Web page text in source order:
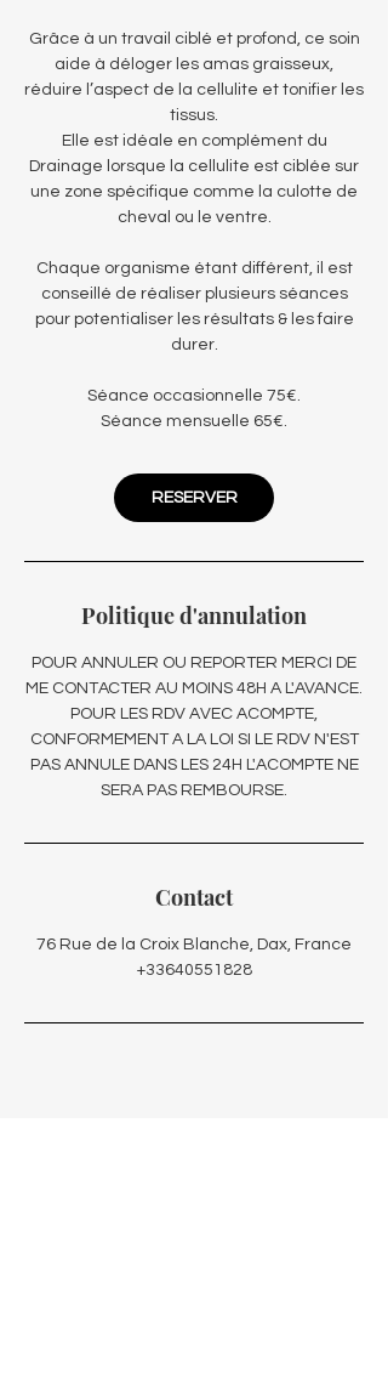
Grâce à un travail ciblé et profond, ce soin
aide à déloger les amas graisseux,
réduire l’aspect de la cellulite et tonifier les
tissus.
Elle est idéale en complément du
Drainage lorsque la cellulite est ciblée sur
une zone spécifique comme la culotte de
cheval ou le ventre.
Chaque organisme étant différent, il est
conseillé de réaliser plusieurs séances
pour potentialiser les résultats & les faire
durer.
Séance occasionnelle 75€.
Séance mensuelle 65€.
RESERVER
Politique d'annulation
POUR ANNULER OU REPORTER MERCI DE
ME CONTACTER AU MOINS 48H A L'AVANCE.
POUR LES RDV AVEC ACOMPTE,
CONFORMEMENT A LA LOI SI LE RDV N'EST
PAS ANNULE DANS LES 24H L'ACOMPTE NE
SERA PAS REMBOURSE.
Contact
76 Rue de la Croix Blanche, Dax, France
+33640551828